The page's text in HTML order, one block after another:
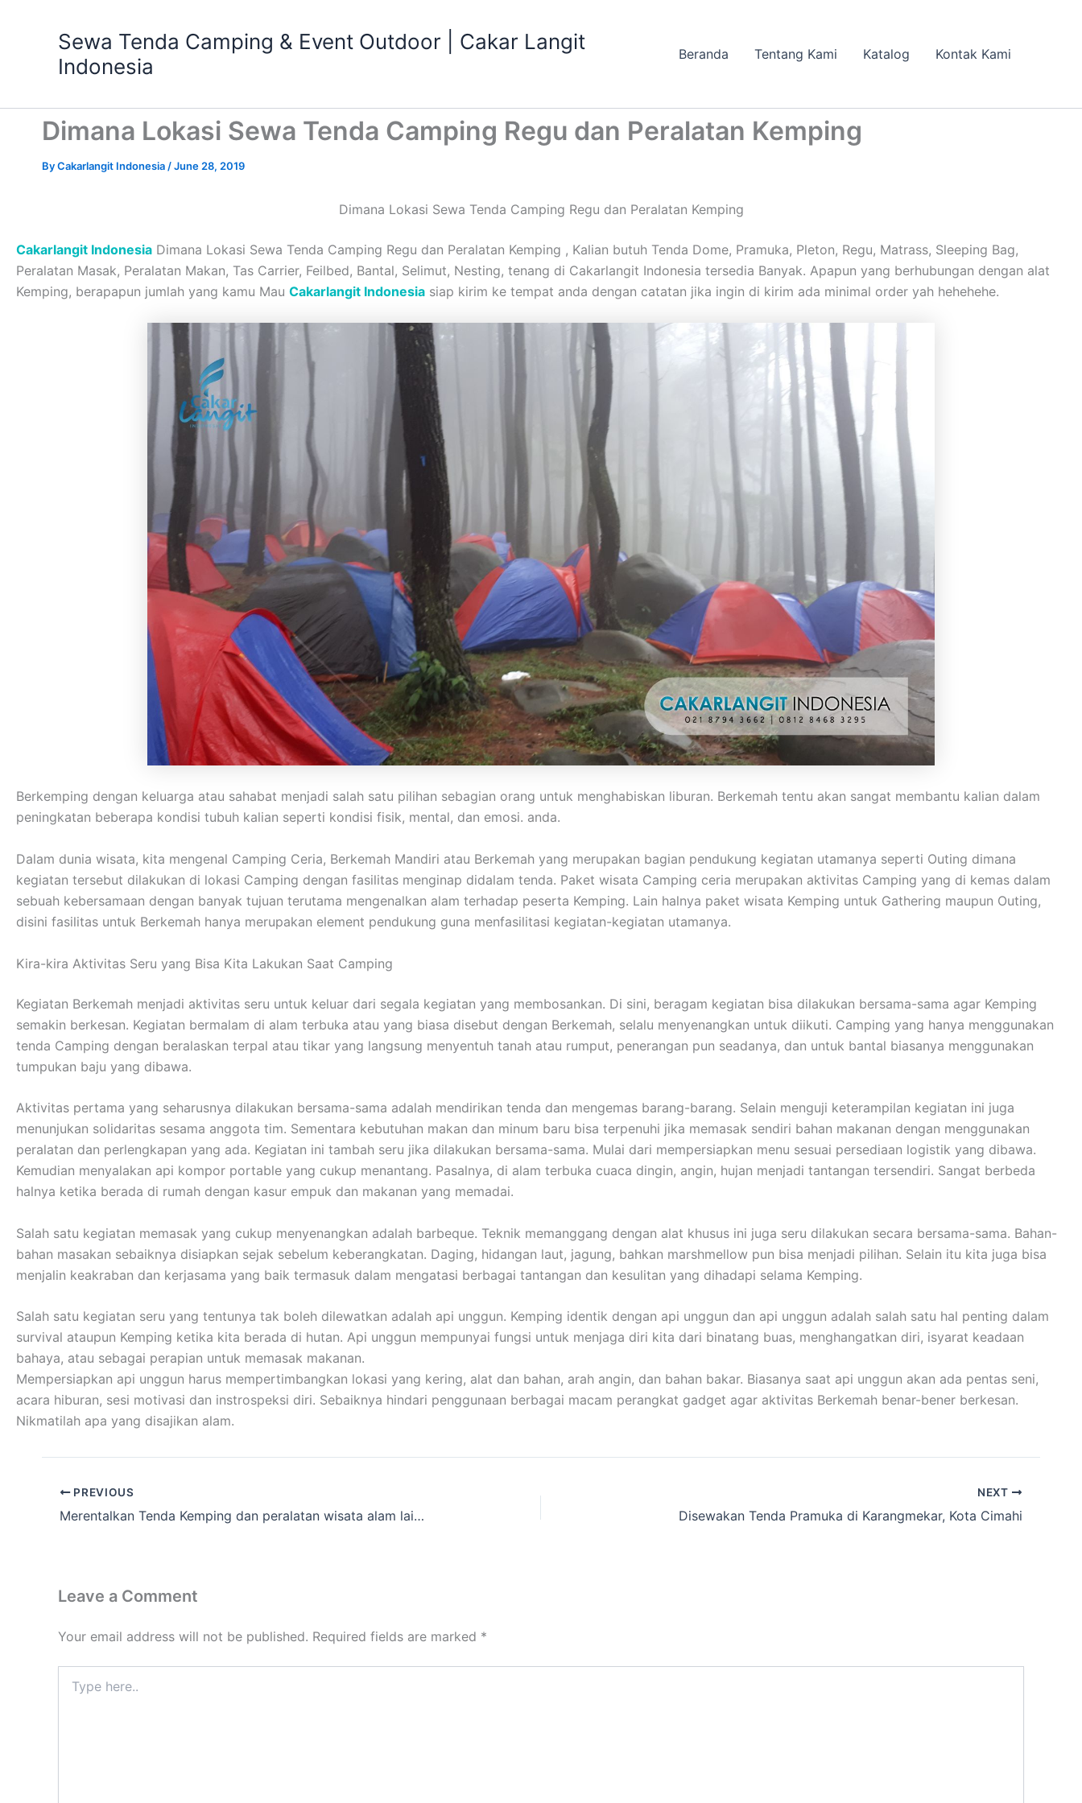
Sewa Tenda Camping & Event Outdoor | Cakar Langit
Indonesia
Beranda Tentang Kami Katalog Kontak Kami
Dimana Lokasi Sewa Tenda Camping Regu dan Peralatan Kemping
ByCakarlangit Indonesia /June 28, 2019
Dimana Lokasi Sewa Tenda Camping Regu dan Peralatan Kemping
Cakarlangit Indonesia Dimana Lokasi Sewa Tenda Camping Regu dan Peralatan Kemping , Kalian butuh Tenda Dome, Pramuka, Pleton, Regu, Matrass, Sleeping Bag,
Peralatan Masak, Peralatan Makan, Tas Carrier, Feilbed, Bantal, Selimut, Nesting, tenang di Cakarlangit Indonesia tersedia Banyak. Apapun yang berhubungan dengan alat
Kemping, berapapun jumlah yang kamu Mau Cakarlangit Indonesia siap kirim ke tempat anda dengan catatan jika ingin di kirim ada minimal order yah hehehehe.
Berkemping dengan keluarga atau sahabat menjadi salah satu pilihan sebagian orang untuk menghabiskan liburan. Berkemah tentu akan sangat membantu kalian dalam
peningkatan beberapa kondisi tubuh kalian seperti kondisi fisik, mental, dan emosi. anda.
Dalam dunia wisata, kita mengenal Camping Ceria, Berkemah Mandiri atau Berkemah yang merupakan bagian pendukung kegiatan utamanya seperti Outing dimana
kegiatan tersebut dilakukan di lokasi Camping dengan fasilitas menginap didalam tenda. Paket wisata Camping ceria merupakan aktivitas Camping yang di kemas dalam
sebuah kebersamaan dengan banyak tujuan terutama mengenalkan alam terhadap peserta Kemping. Lain halnya paket wisata Kemping untuk Gathering maupun Outing,
disini fasilitas untuk Berkemah hanya merupakan element pendukung guna menfasilitasi kegiatan-kegiatan utamanya.
Kira-kira Aktivitas Seru yang Bisa Kita Lakukan Saat Camping
Kegiatan Berkemah menjadi aktivitas seru untuk keluar dari segala kegiatan yang membosankan. Di sini, beragam kegiatan bisa dilakukan bersama-sama agar Kemping
semakin berkesan. Kegiatan bermalam di alam terbuka atau yang biasa disebut dengan Berkemah, selalu menyenangkan untuk diikuti. Camping yang hanya menggunakan
tenda Camping dengan beralaskan terpal atau tikar yang langsung menyentuh tanah atau rumput, penerangan pun seadanya, dan untuk bantal biasanya menggunakan
tumpukan baju yang dibawa.
Aktivitas pertama yang seharusnya dilakukan bersama-sama adalah mendirikan tenda dan mengemas barang-barang. Selain menguji keterampilan kegiatan ini juga
menunjukan solidaritas sesama anggota tim. Sementara kebutuhan makan dan minum baru bisa terpenuhi jika memasak sendiri bahan makanan dengan menggunakan
peralatan dan perlengkapan yang ada. Kegiatan ini tambah seru jika dilakukan bersama-sama. Mulai dari mempersiapkan menu sesuai persediaan logistik yang dibawa.
Kemudian menyalakan api kompor portable yang cukup menantang. Pasalnya, di alam terbuka cuaca dingin, angin, hujan menjadi tantangan tersendiri. Sangat berbeda
halnya ketika berada di rumah dengan kasur empuk dan makanan yang memadai.
Salah satu kegiatan memasak yang cukup menyenangkan adalah barbeque. Teknik memanggang dengan alat khusus ini juga seru dilakukan secara bersama-sama. Bahan-
bahan masakan sebaiknya disiapkan sejak sebelum keberangkatan. Daging, hidangan laut, jagung, bahkan marshmellow pun bisa menjadi pilihan. Selain itu kita juga bisa
menjalin keakraban dan kerjasama yang baik termasuk dalam mengatasi berbagai tantangan dan kesulitan yang dihadapi selama Kemping.
Salah satu kegiatan seru yang tentunya tak boleh dilewatkan adalah api unggun. Kemping identik dengan api unggun dan api unggun adalah salah satu hal penting dalam
survival ataupun Kemping ketika kita berada di hutan. Api unggun mempunyai fungsi untuk menjaga diri kita dari binatang buas, menghangatkan diri, isyarat keadaan
bahaya, atau sebagai perapian untuk memasak makanan.
Mempersiapkan api unggun harus mempertimbangkan lokasi yang kering, alat dan bahan, arah angin, dan bahan bakar. Biasanya saat api unggun akan ada pentas seni,
acara hiburan, sesi motivasi dan instrospeksi diri. Sebaiknya hindari penggunaan berbagai macam perangkat gadget agar aktivitas Berkemah benar-bener berkesan.
Nikmatilah apa yang disajikan alam.
PREVIOUS
Merentalkan Tenda Kemping dan peralatan wisata alam lainnya Terbesar
NEXT
Disewakan Tenda Pramuka di Karangmekar, Kota Cimahi
Leave a Comment
Your email address will not be published. Required fields are marked *
here..